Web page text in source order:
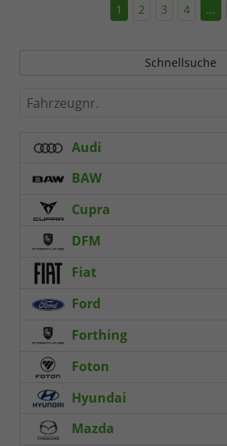
1 2 3 4 ...
Schnellsuche
Fahrzeugnr.
Audi
BAW
Cupra
DFM
Fiat
Ford
Forthing
Foton
Hyundai
Mazda